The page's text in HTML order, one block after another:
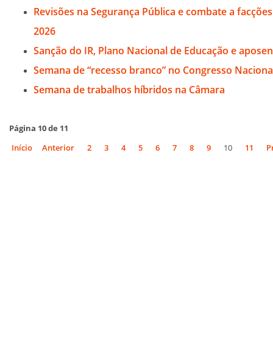
Revisões na Segurança Pública e combate a
2026
Sanção do IR, Plano Nacional de Educação e
Semana de “recesso branco” no Congresso
Semana de trabalhos híbridos na Câmara
Página 10 de 11
Início
Anterior 2 3 4 5 6 7 8 9 10 11